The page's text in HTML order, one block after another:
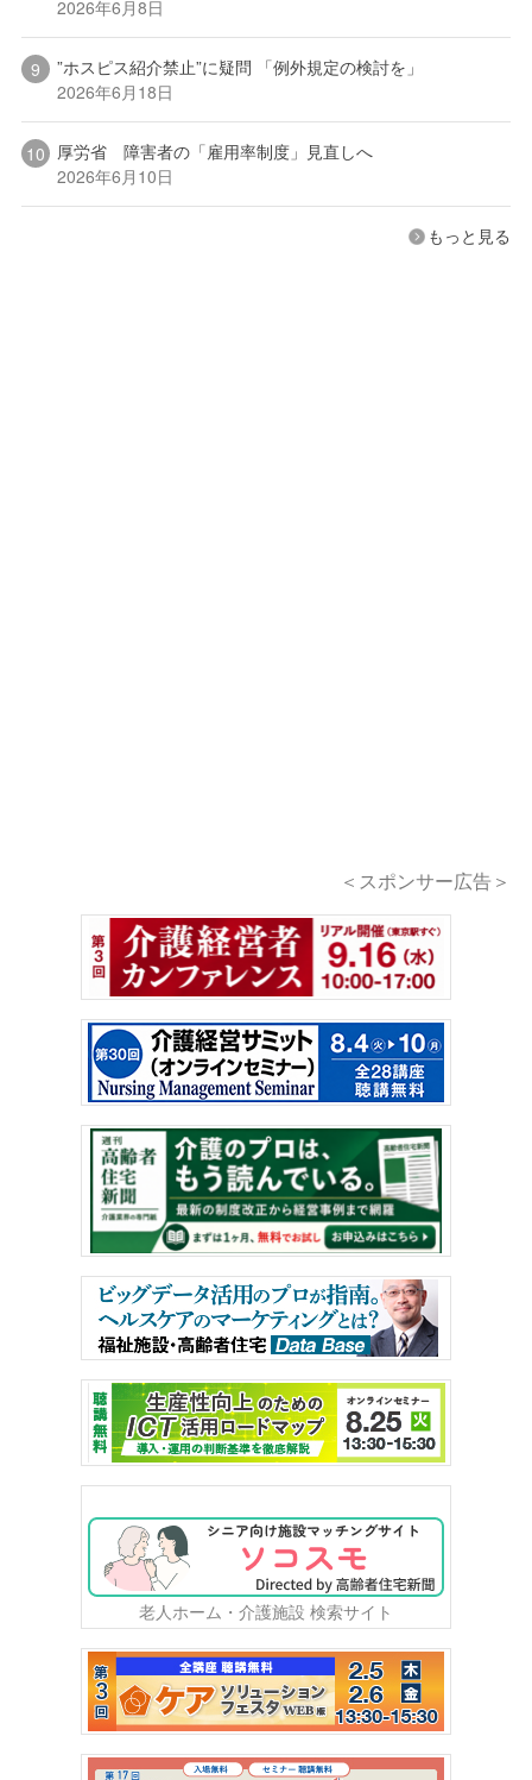
2026年6月8日
”ホスピス紹介禁止”に疑問 「例外規定の検討を」
2026年6月18日
厚労省 障害者の「雇用率制度」見直しへ
2026年6月10日
もっと見る
＜スポンサー広告＞
老人ホーム・介護施設 検索サイト